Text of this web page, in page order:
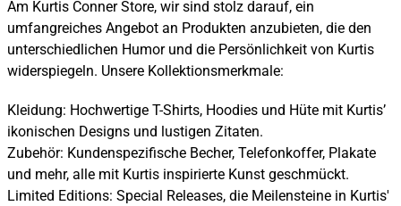
Am Kurtis Conner Store, wir sind stolz darauf, ein
umfangreiches Angebot an Produkten anzubieten, die den
unterschiedlichen Humor und die Persönlichkeit von Kurtis
widerspiegeln. Unsere Kollektionsmerkmale:
Kleidung: Hochwertige T-Shirts, Hoodies und Hüte mit Kurtis’
ikonischen Designs und lustigen Zitaten.
Zubehör: Kundenspezifische Becher, Telefonkoffer, Plakate
und mehr, alle mit Kurtis inspirierte Kunst geschmückt.
Limited Editions: Special Releases, die Meilensteine in Kurtis'